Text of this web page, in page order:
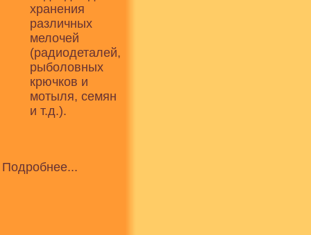
хранения
различных
мелочей
(радиодеталей,
рыболовных
крючков и
мотыля, семян
и т.д.).
Подробнее...